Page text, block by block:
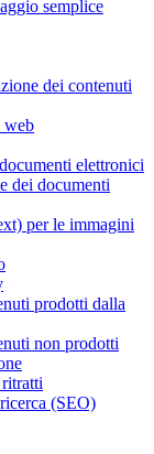
semplice
dei contenuti
web
elettronici
dei documenti
per le immagini
prodotti dalla
non prodotti
(SEO)